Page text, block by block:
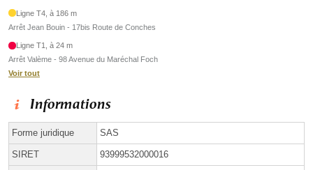
Ligne T4, à 186 m
Arrêt Jean Bouin - 17bis Route de Conches
Ligne T1, à 24 m
Arrêt Valème - 98 Avenue du Maréchal Foch
Voir tout
Informations
Forme juridique SAS
SIRET 93999532000016